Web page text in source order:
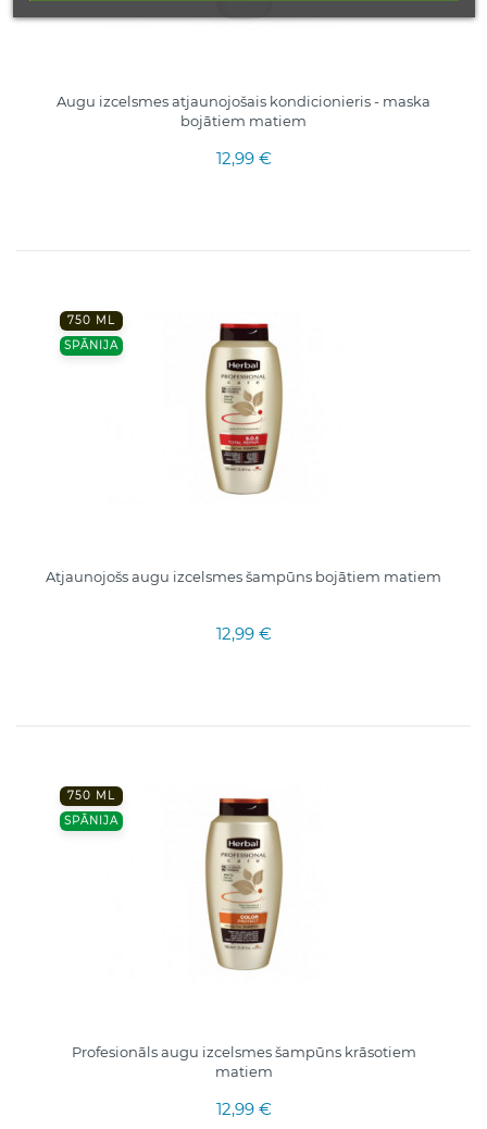
Augu izcelsmes atjaunojošais kondicionieris - maska
bojātiem matiem
12,99 €
750 ML
SPĀNIJA
Atjaunojošs augu izcelsmes šampūns bojātiem matiem
12,99 €
750 ML
SPĀNIJA
Profesionāls augu izcelsmes šampūns krāsotiem
matiem
12,99 €